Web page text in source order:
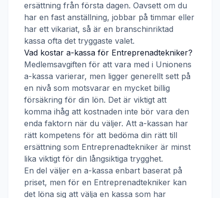
ersättning från första dagen. Oavsett om du
har en fast anställning, jobbar på timmar eller
har ett vikariat, så är en branschinriktad
kassa ofta det tryggaste valet.
Vad kostar a-kassa för Entreprenadtekniker?
Medlemsavgiften för att vara med i Unionens
a-kassa varierar, men ligger generellt sett på
en nivå som motsvarar en mycket billig
försäkring för din lön. Det är viktigt att
komma ihåg att kostnaden inte bör vara den
enda faktorn när du väljer. Att a-kassan har
rätt kompetens för att bedöma din rätt till
ersättning som Entreprenadtekniker är minst
lika viktigt för din långsiktiga trygghet.
En del väljer en a-kassa enbart baserat på
priset, men för en Entreprenadtekniker kan
det löna sig att välja en kassa som har